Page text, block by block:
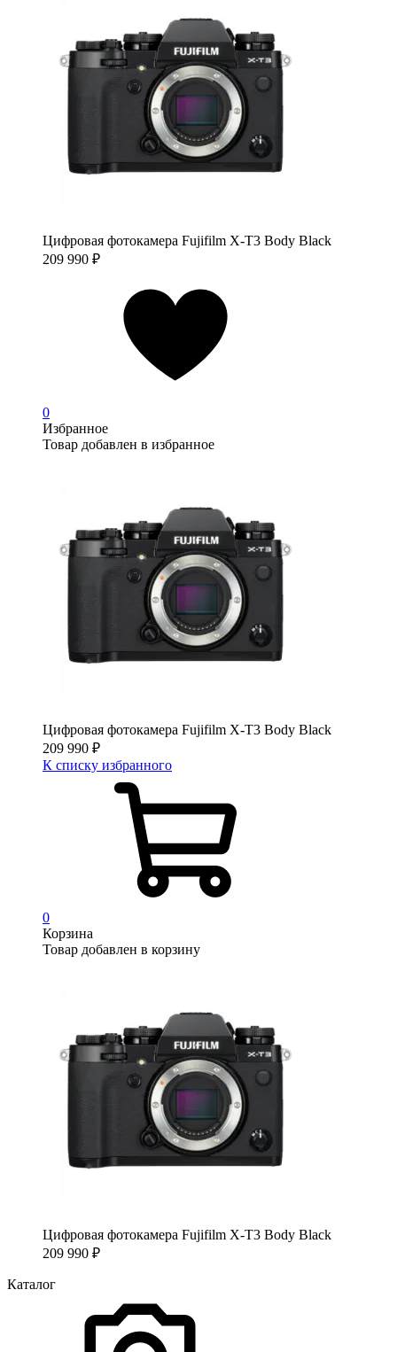
Цифровая фотокамера Fujifilm X-T3 Body Black
209 990 ₽
0
Избранное
Товар добавлен в избранное
Цифровая фотокамера Fujifilm X-T3 Body Black
209 990 ₽
К списку избранного
0
Корзина
Товар добавлен в корзину
Цифровая фотокамера Fujifilm X-T3 Body Black
209 990 ₽
Каталог